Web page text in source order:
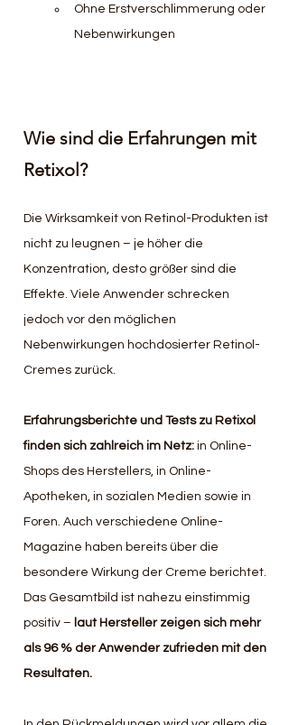
Ohne Erstverschlimmerung oder
Nebenwirkungen
Wie sind die Erfahrungen mit
Retixol?
Die Wirksamkeit von Retinol-Produkten ist
nicht zu leugnen – je höher die
Konzentration, desto größer sind die
Effekte. Viele Anwender schrecken
jedoch vor den möglichen
Nebenwirkungen hochdosierter Retinol-
Cremes zurück.
Erfahrungsberichte und Tests zu Retixol
finden sich zahlreich im Netz: in Online-
Shops des Herstellers, in Online-
Apotheken, in sozialen Medien sowie in
Foren. Auch verschiedene Online-
Magazine haben bereits über die
besondere Wirkung der Creme berichtet.
Das Gesamtbild ist nahezu einstimmig
positiv – laut Hersteller zeigen sich mehr
als 96 % der Anwender zufrieden mit den
Resultaten.